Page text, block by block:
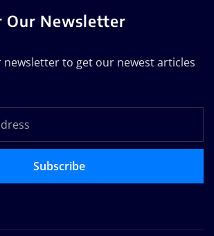
Our Newsletter
to get our newest articles
Subscribe